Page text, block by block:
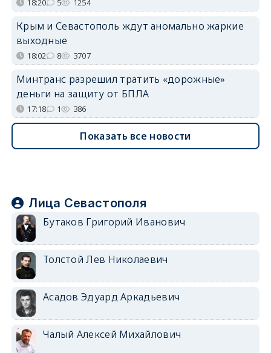
18:20 5 1254
Крым и Севастополь ждут аномально жаркие
выходные
18:02 8 3707
Минтранс разрешил тратить «дорожные»
деньги на защиту от БПЛА
17:18 1 386
Показать все новости
Лица Севастополя
Бутаков Григорий Иванович
Толстой Лев Николаевич
Асадов Эдуард Аркадьевич
Чалый Алексей Михайлович